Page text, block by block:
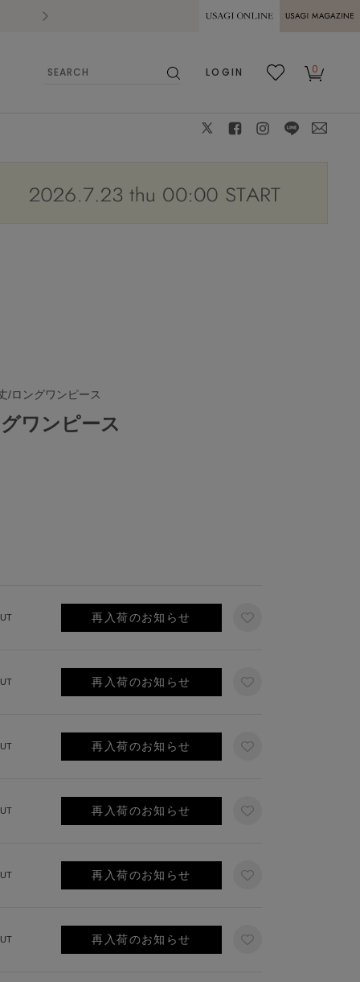
熊本県熊本地方を震源とする地震の影響に
MAGAZINE
LOGIN
0
/ロングワンピース
ワンピース
再入荷のお知らせ
再入荷のお知らせ
再入荷のお知らせ
再入荷のお知らせ
再入荷のお知らせ
再入荷のお知らせ